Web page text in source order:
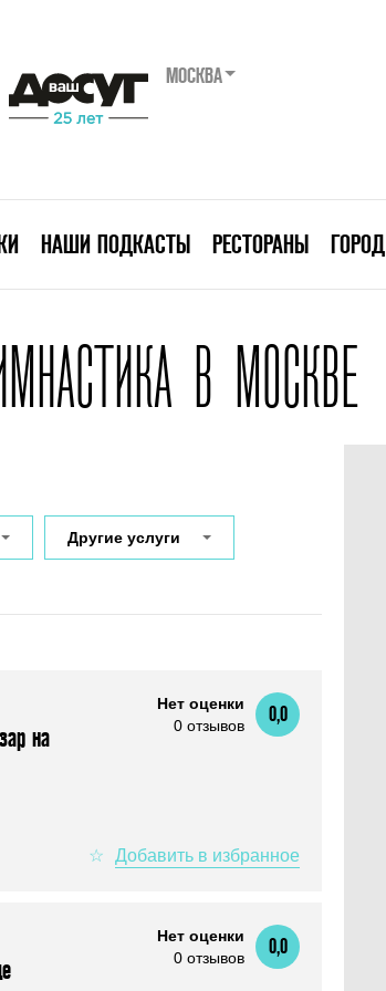
МОСКВА
НАШИ ПОДКАСТЫ РЕСТОРАНЫ ГОРОД
В МОСКВЕ
Другие услуги
на
Нет оценки
0 отзывов
0,0
Нет оценки
0 отзывов
0,0